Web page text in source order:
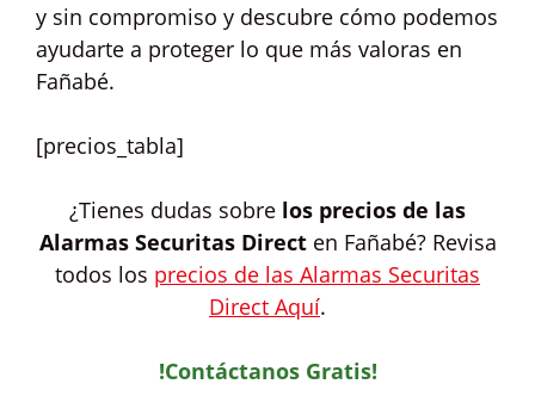
y sin compromiso y descubre cómo podemos
ayudarte a proteger lo que más valoras en
Fañabé.
[precios_tabla]
¿Tienes dudas sobre los precios de las
Alarmas Securitas Directen Fañabé? Revisa
todos los precios de las Alarmas Securitas
Direct Aquí.
!Contáctanos Gratis!